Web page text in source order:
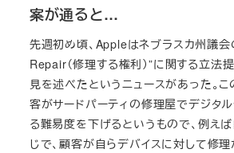
案が通ると…
先週初め頃、Appleはネブラスカ州議
Repair（修理する権利）”に関する立法
見を述べたというニュースがあった。
客がサードパーティの修理屋でデジタ
る難易度を下げるというもので、例え
じで、顧客が自らデバイスに対して修